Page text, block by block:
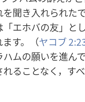
を聞き入れられた
「エホバの友」と
ます。（ヤコブ
ハムの願いを進ん
れることなく，す